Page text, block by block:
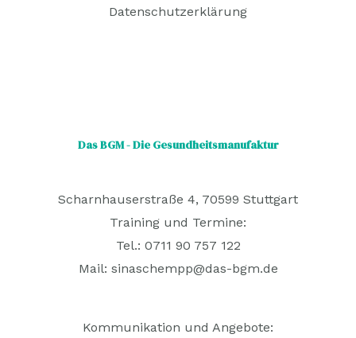
Datenschutzerklärung
Das BGM - Die Gesundheitsmanufaktur
Scharnhauserstraße 4, 70599 Stuttgart
Training und Termine:
Tel.: 0711 90 757 122
Mail: sinaschempp@das-bgm.de
Kommunikation und Angebote: